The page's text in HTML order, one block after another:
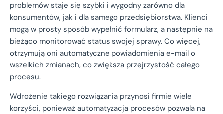
problemów staje się szybki i wygodny zarówno dla
konsumentów, jak i dla samego przedsiębiorstwa. Klienci
mogą w prosty sposób wypełnić formularz, a następnie na
bieżąco monitorować status swojej sprawy. Co więcej,
otrzymują oni automatyczne powiadomienia e-mail o
wszelkich zmianach, co zwiększa przejrzystość całego
procesu.
Wdrożenie takiego rozwiązania przynosi firmie wiele
korzyści, ponieważ automatyzacja procesów pozwala na